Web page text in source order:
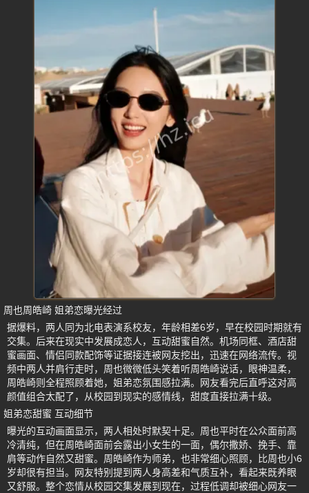
周也周皓崎 姐弟恋曝光经过
据爆料，两人同为北电表演系校友，年龄相差6岁，早在校园时期就有
交集。后来在现实中发展成恋人，互动甜蜜自然。机场同框、酒店甜
蜜画面、情侣同款配饰等证据接连被网友挖出，迅速在网络流传。视
频中两人并肩行走时，周也微微低头笑着听周皓崎说话，眼神温柔，
周皓崎则全程照顾着她，姐弟恋氛围感拉满。网友看完后直呼这对高
颜值组合太配了，从校园到现实的感情线，甜度直接拉满十级。
姐弟恋甜蜜 互动细节
曝光的互动画面显示，两人相处时默契十足。周也平时在公众面前高
冷清纯，但在周皓崎面前会露出小女生的一面，偶尔撒娇、挽手、靠
肩等动作自然又甜蜜。周皓崎作为师弟，也非常细心照顾，比周也小6
岁却很有担当。网友特别提到两人身高差和气质互补，看起来既养眼
又舒服。整个恋情从校园交集发展到现在，过程低调却被细心网友一